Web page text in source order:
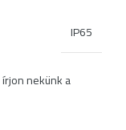
IP65
írjon nekünk a